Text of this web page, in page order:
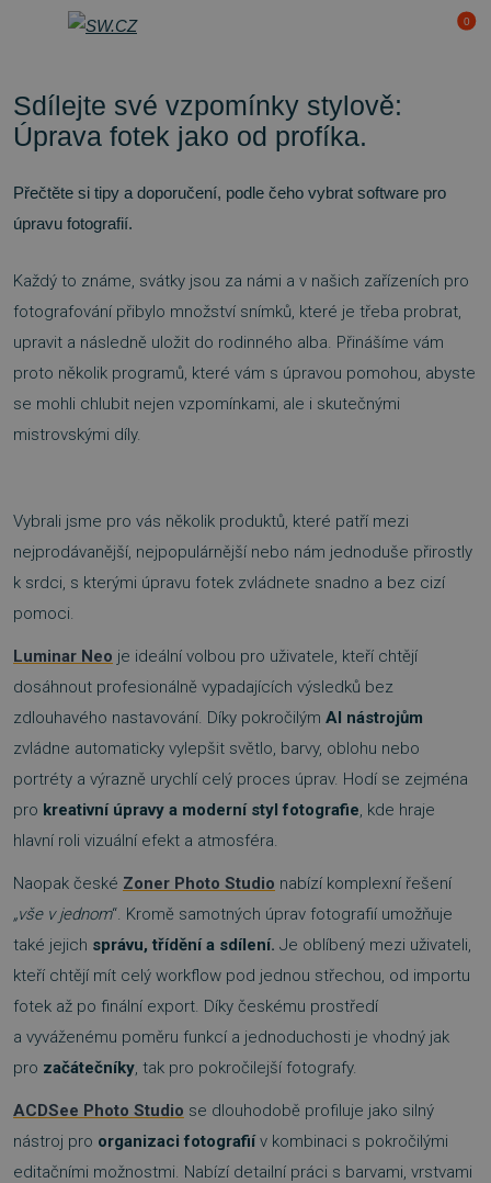
0
Sdílejte své vzpomínky stylově:
Úprava fotek jako od profíka.
Přečtěte si tipy a doporučení, podle čeho vybrat software pro
úpravu fotografií.
Každý to známe, svátky jsou za námi a v našich zařízeních pro
fotografování přibylo množství snímků, které je třeba probrat,
upravit a následně uložit do rodinného alba. Přinášíme vám
proto několik programů, které vám s úpravou pomohou, abyste
se mohli chlubit nejen vzpomínkami, ale i skutečnými
mistrovskými díly.
Vybrali jsme pro vás několik produktů, které patří mezi
nejprodávanější, nejpopulárnější nebo nám jednoduše přirostly
k srdci, s kterými úpravu fotek zvládnete snadno a bez cizí
pomoci.
Luminar Neo je ideální volbou pro uživatele, kteří chtějí
dosáhnout profesionálně vypadajících výsledků bez
zdlouhavého nastavování. Díky pokročilým AI nástrojům
zvládne automaticky vylepšit světlo, barvy, oblohu nebo
portréty a výrazně urychlí celý proces úprav. Hodí se zejména
pro kreativní úpravy a moderní styl fotografie, kde hraje
hlavní roli vizuální efekt a atmosféra.
Naopak české Zoner Photo Studio nabízí komplexní řešení
„vše v jednom“. Kromě samotných úprav fotografií umožňuje
také jejich správu, třídění a sdílení. Je oblíbený mezi uživateli,
kteří chtějí mít celý workflow pod jednou střechou, od importu
fotek až po finální export. Díky českému prostředí
a vyváženému poměru funkcí a jednoduchosti je vhodný jak
pro začátečníky, tak pro pokročilejší fotografy.
ACDSee Photo Studio se dlouhodobě profiluje jako silný
nástroj pro organizaci fotografiív kombinaci s pokročilými
editačními možnostmi. Nabízí detailní práci s barvami, vrstvami